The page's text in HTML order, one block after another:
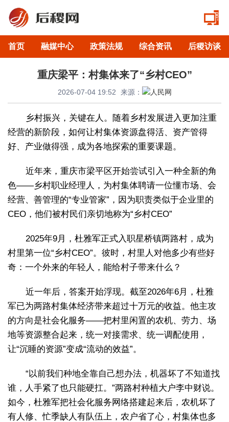
首页 融媒中心 政策法规 综合资讯 后稷访谈
重庆梁平：村集体来了“乡村CEO”
2026-07-04 19:52 来源：
乡村振兴，关键在人。随着乡村发展进入更加注重
经营的新阶段，如何让村集体资源盘得活、资产管得
好、产业做得强，成为各地探索的重要课题。
近年来，重庆市梁平区开始尝试引入一种全新的角
色——乡村职业经理人，为村集体聘请一位懂市场、会
经营、善管理的“专业管家”，因为职责类似于企业里的
CEO，他们被村民们亲切地称为“乡村CEO”
2025年9月，杜雅军正式入职星桥镇两路村，成为
村里第一位“乡村CEO”。彼时，村里人对他多少有些好
奇：一个外来的年轻人，能给村子带来什么？
近一年后，答案开始浮现。截至2026年6月，杜雅
军已为两路村集体经济带来超过十万元的收益。他主攻
的方向是社会化服务——把村里闲置的农机、劳力、场
地等资源整合起来，统一对接需求、统一调配使用，
让“沉睡的资源”变成“流动的效益”。
“以前我们种地全靠自己想办法，机器坏了不知道找
谁，人手紧了也只能硬扛。”两路村种植大户李中财说。
如今，杜雅军把社会化服务网络搭建起来后，农机坏了
有人修、忙季缺人有队伍上，农户省了心，村集体也多